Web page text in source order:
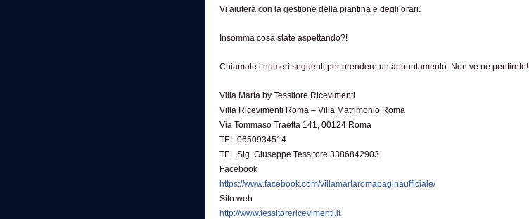
Vi aiuterà con la gestione della piantina e degli orari.
Insomma cosa state aspettando?!
Chiamate i numeri seguenti per prendere un appuntamento. Non ve ne pentirete!
Villa Marta by Tessitore Ricevimenti
Villa Ricevimenti Roma – Villa Matrimonio Roma
Via Tommaso Traetta 141, 00124 Roma
TEL 0650934514
TEL Sig. Giuseppe Tessitore 3386842903
Facebook
https://www.facebook.com/villamartaromapaginaufficiale/
Sito web
http://www.tessitorericevimenti.it